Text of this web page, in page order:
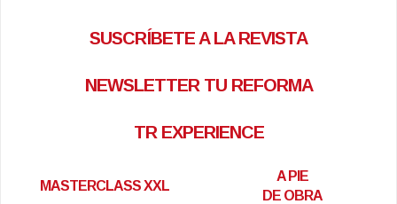
SUSCRÍBETE A LA REVISTA
NEWSLETTER TU REFORMA
TR EXPERIENCE
MASTERCLASS XXL
A PIE
DE OBRA